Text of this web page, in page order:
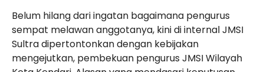
Belum hilang dari ingatan bagaimana pengurus
sempat melawan anggotanya, kini di internal JMSI
Sultra dipertontonkan dengan kebijakan
mengejutkan, pembekuan pengurus JMSI Wilayah